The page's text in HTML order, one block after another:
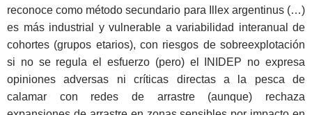
reconoce como método secundario para Illex argentinus (…)
es más industrial y vulnerable a variabilidad interanual de
cohortes (grupos etarios), con riesgos de sobreexplotación
si no se regula el esfuerzo (pero) el INIDEP no expresa
opiniones adversas ni críticas directas a la pesca de
calamar con redes de arrastre (aunque) rechaza